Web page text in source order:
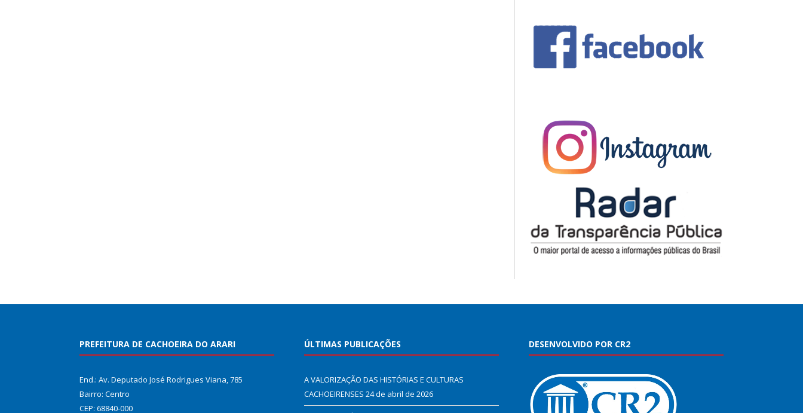
PREFEITURA DE CACHOEIRA DO ARARI
End.: Av. Deputado José Rodrigues Viana, 785
Bairro: Centro
CEP: 68840-000
ÚLTIMAS PUBLICAÇÕES
A VALORIZAÇÃO DAS HISTÓRIAS E CULTURAS
CACHOEIRENSES 24 de abril de 2026
DESENVOLVIDO POR CR2